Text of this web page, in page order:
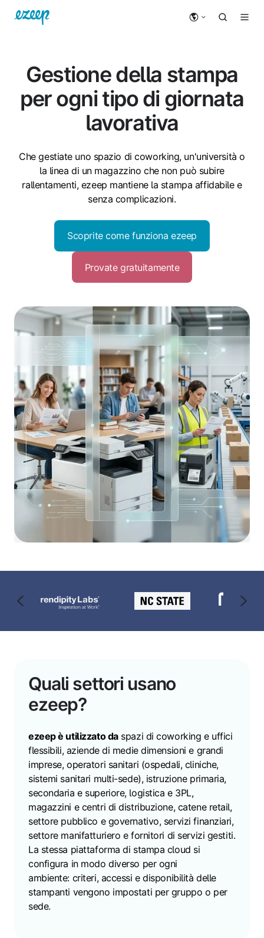
Gestione della stampa
per ogni tipo di giornata
lavorativa
Che gestiate uno spazio di coworking, un'università o
la linea di un magazzino che non può subire
rallentamenti, ezeep mantiene la stampa affidabile e
senza complicazioni.
Scoprite come funziona ezeep
Provate gratuitamente
Quali settori usano
ezeep?
ezeep è utilizzato daspazi di coworking e uffici
flessibili, aziende di medie dimensioni e grandi
imprese, operatori sanitari (ospedali, cliniche,
sistemi sanitari multi-sede), istruzione primaria,
secondaria e superiore, logistica e 3PL,
magazzini e centri di distribuzione, catene retail,
settore pubblico e governativo, servizi finanziari,
settore manifatturiero e fornitori di servizi gestiti.
La stessa piattaforma di stampa cloud si
configura in modo diverso per ogni
ambiente: criteri, accessi e disponibilità delle
stampanti vengono impostati per gruppo o per
sede.